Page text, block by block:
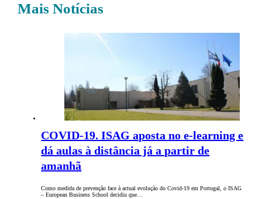
Mais Notícias
COVID-19. ISAG aposta no e-learning e
dá aulas à distância já a partir de
amanhã
Como medida de prevenção face à actual evolução do Covid-19 em Portugal, o ISAG
– European Business School decidiu que…